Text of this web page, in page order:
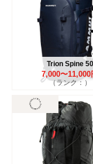
Trion Spine 50
7,000〜11,000
（ランク：）